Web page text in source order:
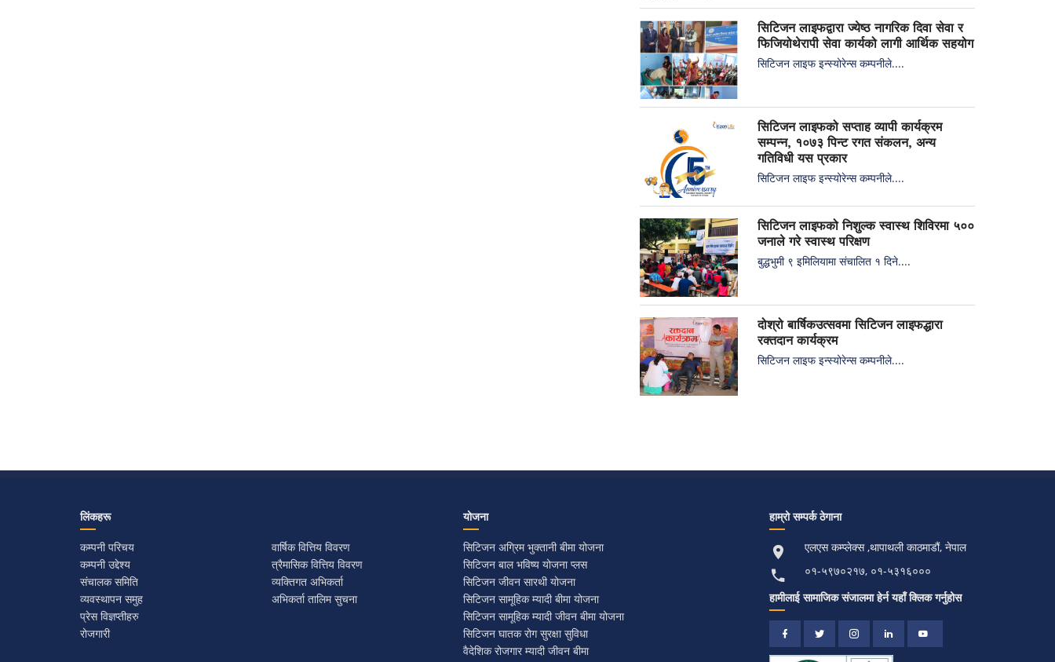
सिटिजन लाइफद्वारा ज्येष्ठ नागरिक दिवा सेवा र
फिजियोथेरापी सेवा कार्यको लागी आर्थिक सहयोग
सिटिजन लाइफ इन्स्योरेन्स कम्पनीले....
सिटिजन लाइफको सप्ताह व्यापी कार्यक्रम
सम्पन्न, १०७३ पिन्ट रगत संकलन, अन्य
गतिविधी यस प्रकार
सिटिजन लाइफ इन्स्योरेन्स कम्पनीले....
सिटिजन लाइफको निशुल्क स्वास्थ शिविरमा ५००
जनाले गरे स्वास्थ परिक्षण
बुद्धभुमी ९ इमिलियामा संचालित १ दिने....
दोश्रो बार्षिकउत्सवमा सिटिजन लाइफद्धारा
रक्तदान कार्यक्रम
सिटिजन लाइफ इन्स्योरेन्स कम्पनीले....
लिंकहरू
कम्पनी परिचय
कम्पनी उद्देश्य
संचालक समिति
व्यवस्थापन समुह
प्रेस विज्ञप्तीहरु
रोजगारी
वार्षिक वित्तिय विवरण​
त्रैमासिक वित्तिय विवरण​
व्यक्तिगत अभिकर्ता
अभिकर्ता तालिम सुचना
योजना
सिटिजन अग्रिम भुक्तानी बीमा योजना
सिटिजन बाल भविष्य योजना प्लस
सिटिजन जीवन सारथी योजना
सिटिजन सामूहिक म्यादी बीमा योजना
सिटिजन सामूहिक म्यादी जीवन बीमा योजना
सिटिजन घातक रोग सुरक्षा सुविधा
वैदेशिक रोजगार म्यादी जीवन बीमा
हाम्रो सम्पर्क ठेगाना
एलएस कम्प्लेक्स ,थापाथली काठमाडौं, नेपाल
०१-५९७०२१७, ०१-५३१६०००
हामीलाई सामाजिक संजालमा हेर्न यहाँ क्लिक गर्नुहोस